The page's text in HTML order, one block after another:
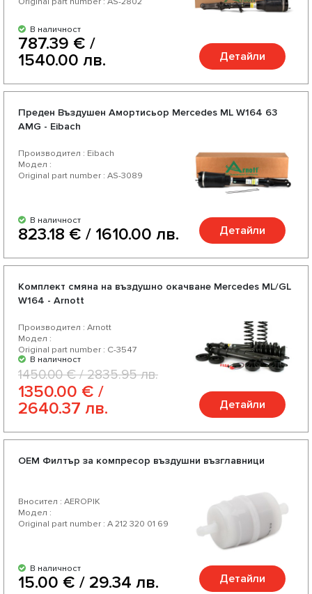
В наличност
787.39 € /
1540.00 лв.
Детайли
Преден Въздушен Амортисьор Mercedes ML W164 63
AMG - Eibach
Производител : Eibach
Модел :
Original part number : AS-3089
В наличност
823.18 € / 1610.00 лв. Детайли
Комплект смяна на въздушно окачване Mercedes ML/GL
W164 - Arnott
Производител : Arnott
Модел :
Original part number : C-3547
В наличност
1450.00 € / 2835.95 лв.
1350.00 € /
2640.37 лв.
Детайли
OEM Филтър за компресор въздушни възглавници
Вносител : AEROPIK
Модел :
Original part number : A 212 320 01 69
В наличност
15.00 € / 29.34 лв. Детайли